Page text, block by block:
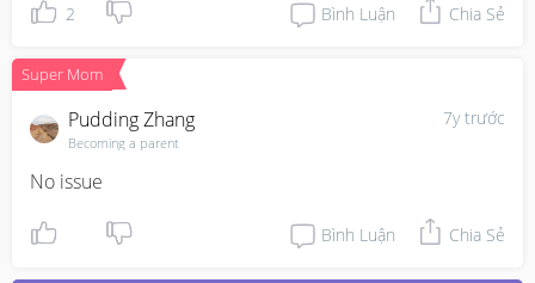
2 Bình Luận Chia Sẻ
Super Mom
7y trước
Pudding Zhang
Becoming a parent
No issue
Bình Luận Chia Sẻ